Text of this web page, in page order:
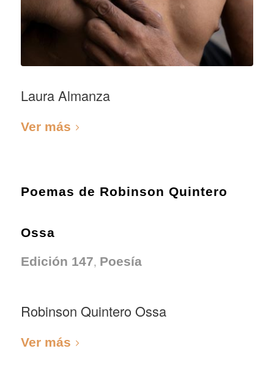
Laura Almanza
Ver más
Poemas de Robinson Quintero
Ossa
Edición 147, Poesía
Robinson Quintero Ossa
Ver más